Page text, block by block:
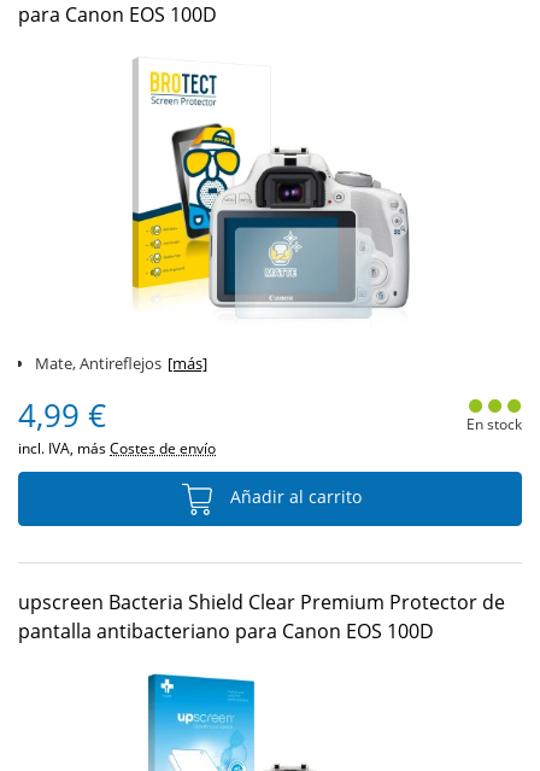
para Canon EOS 100D
Mate, Antireflejos [más]
4,99 €
incl. IVA, másCostes de envío
En stock
Añadir al carrito
upscreen Bacteria Shield Clear Premium Protector de
pantalla antibacteriano para Canon EOS 100D